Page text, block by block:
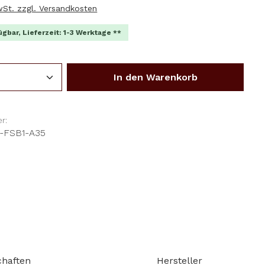
zzgl. Versandkosten
Lieferzeit: 1-3 Werktage **
Anzahl: Gib den gewünschten Wert
In den Warenkorb
A35
Hersteller